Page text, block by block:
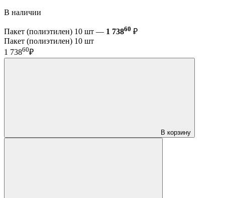
В наличии
Пакет (полиэтилен) 10 шт — 1 73860 ₽
Пакет (полиэтилен) 10 шт
1 73860₽
В корзину